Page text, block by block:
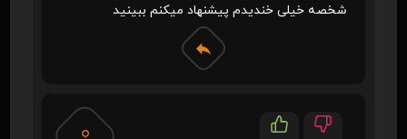
شخصه خیلی خندیدم پیشنهاد میکنم ببینید